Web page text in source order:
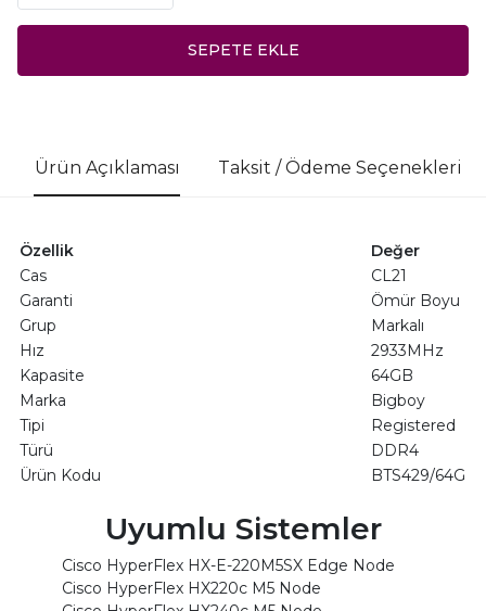
SEPETE EKLE
Ürün Açıklaması Taksit / Ödeme Seçenekleri
Özellik
Değer
Cas
CL21
Garanti
Ömür Boyu
Grup
Markalı
Hız
2933MHz
Kapasite
64GB
Marka
Bigboy
Tipi
Registered
Türü
DDR4
Ürün Kodu
BTS429/64G
Uyumlu Sistemler
Cisco HyperFlex HX-E-220M5SX Edge Node
Cisco HyperFlex HX220c M5 Node